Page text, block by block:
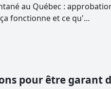
au Québec :
fonctionne et ce qu'...
pour être garant